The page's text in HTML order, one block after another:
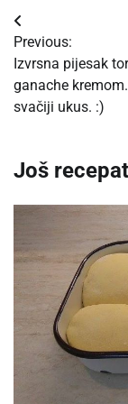
Post
navigation
Previous:
Izvrsna pijesak
ganache
svačiji ukus. :)
Još